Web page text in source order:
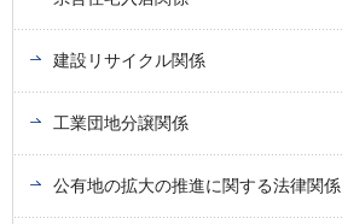
建設リサイクル関係
工業団地分譲関係
公有地の拡大の推進に関する法律関係